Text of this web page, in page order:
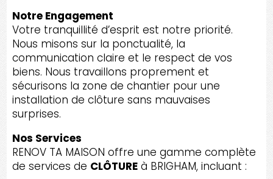
Notre Engagement
Votre tranquillité d’esprit est notre priorité.
Nous misons sur la ponctualité, la
communication claire et le respect de vos
biens. Nous travaillons proprement et
sécurisons la zone de chantier pour une
installation de clôture sans mauvaises
surprises.
Nos Services
RENOV TA MAISON offre une gamme complète
de services de CLÔTUREà BRIGHAM, incluant :